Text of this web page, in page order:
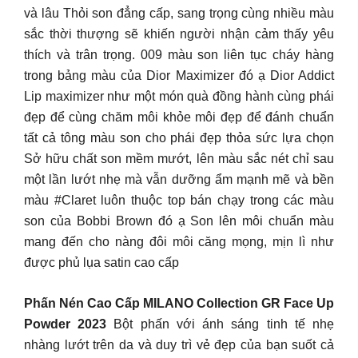
và lâu Thỏi son đẳng cấp, sang trọng cùng nhiều màu
sắc thời thượng sẽ khiến người nhận cảm thấy yêu
thích và trân trọng. 009 màu son liên tục cháy hàng
trong bảng màu của Dior Maximizer đó ạ Dior Addict
Lip maximizer như một món quà đồng hành cùng phái
đẹp để cùng chăm môi khỏe môi đẹp để đánh chuẩn
tất cả tông màu son cho phái đẹp thỏa sức lựa chọn
Sở hữu chất son mềm mướt, lên màu sắc nét chỉ sau
một lần lướt nhẹ mà vẫn dưỡng ẩm mạnh mẽ và bền
màu #Claret luôn thuộc top bán chạy trong các màu
son của Bobbi Brown đó ạ Son lên môi chuẩn màu
mang đến cho nàng đôi môi căng mọng, mịn lì như
được phủ lụa satin cao cấp
Phấn Nén Cao Cấp MILANO Collection GR Face Up
Powder 2023 Bột phấn với ánh sáng tinh tế nhẹ
nhàng lướt trên da và duy trì vẻ đẹp của bạn suốt cả